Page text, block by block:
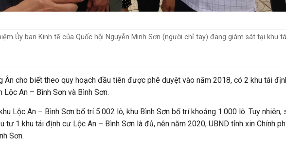
Ủy ban Kinh tế của Quốc hội Nguyễn Minh Sơn (người chỉ tay) đang giám sát tại khu
Ân cho biết theo quy hoạch đầu tiên được phê duyệt vào năm 2018, có 2 khu tái
Lộc An – Bình Sơn và Bình Sơn.
Lộc An – Bình Sơn bố trí 5.002 lô, khu Bình Sơn bố trí khoảng 1.000 lô. Tuy
tư 1 khu tái định cư Lộc An – Bình Sơn là đủ, nên năm 2020, UBND tỉnh xin Chính
Sơn.